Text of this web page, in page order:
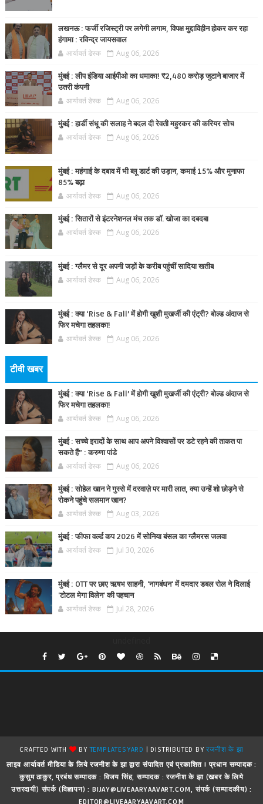
लखनऊ : फर्जी रजिस्ट्री पर लगेगी लगाम, विपक्ष मुद्दाविहीन होकर कर रहा
हंगामा : रविन्द्र जायसवाल
आर्यावर्त डेस्क Aug 06, 2026
मुंबई : लीप इंडिया आईपीओ का धमाका! ₹2,480 करोड़ जुटाने बाजार में
उतरी कंपनी
आर्यावर्त डेस्क Aug 06, 2026
मुंबई : हार्डी संधू की सलाह ने बदल दी रेवती महुरकर की करियर सोच
आर्यावर्त डेस्क Aug 06, 2026
मुंबई : महंगाई के दबाव में भी ब्लू डार्ट की उड़ान, कमाई 15% और मुनाफा
85% बढ़ा
आर्यावर्त डेस्क Aug 06, 2026
मुंबई : सितारों से इंटरनेशनल मंच तक डॉ. खोजा का दबदबा
आर्यावर्त डेस्क Aug 06, 2026
मुंबई : ग्लैमर से दूर अपनी जड़ों के करीब पहुंचीं सादिया खतीब
आर्यावर्त डेस्क Aug 06, 2026
मुंबई : क्या ‘Rise & Fall’ में होगी खुशी मुखर्जी की एंट्री? बोल्ड अंदाज से
फिर मचेगा तहलका!
आर्यावर्त डेस्क Aug 06, 2026
टीवी खबर
मुंबई : क्या ‘Rise & Fall’ में होगी खुशी मुखर्जी की एंट्री? बोल्ड अंदाज से
फिर मचेगा तहलका!
आर्यावर्त डेस्क Aug 06, 2026
मुंबई : सच्चे इरादों के साथ आप अपने विश्वासों पर डटे रहने की ताकत पा
सकते हैं” : करुणा पांडे
आर्यावर्त डेस्क Aug 06, 2026
मुंबई : सोहेल खान ने गुस्से में दरवाज़े पर मारी लात, क्या उन्हें शो छोड़ने से
रोकने पहुंचे सलमान खान?
आर्यावर्त डेस्क Aug 03, 2026
मुंबई : फीफा वर्ल्ड कप 2026 में सोनिया बंसल का ग्लैमरस जलवा
आर्यावर्त डेस्क Jul 30, 2026
मुंबई : OTT पर छाए ऋषभ साहनी, 'नागबंधन' में दमदार डबल रोल ने दिलाई
'टोटल मेगा विलेन' की पहचान
आर्यावर्त डेस्क Jul 28, 2026
CRAFTED WITH BYTEMPLATESYARD | DISTRIBUTED BYरजनीश के झा
लाइव आर्यावर्त मीडिया के लिये रजनीश के झा द्वारा संपादित एवं प्रकाशित ! प्रधान सम्पादक :
कुसुम ठाकुर, प्रबंध सम्पादक : विजय सिंह, सम्पादक : रजनीश के झा (खबर के लिये
उत्तरदायी) संपर्क (विज्ञापन) : BIJAY@LIVEAARYAAVART.COM, संपर्क (सम्पादकीय) :
EDITOR@LIVEAARYAAVART.COM